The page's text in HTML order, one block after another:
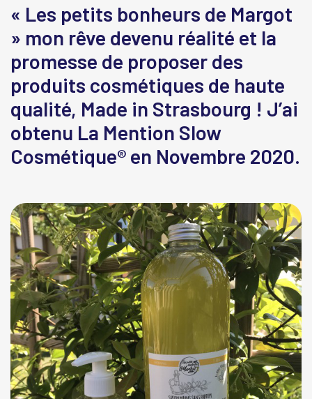
« Les petits bonheurs de Margot
» mon rêve devenu réalité et la
promesse de proposer des
produits cosmétiques de haute
qualité, Made in Strasbourg ! J’ai
obtenu La Mention Slow
Cosmétique® en Novembre 2020.